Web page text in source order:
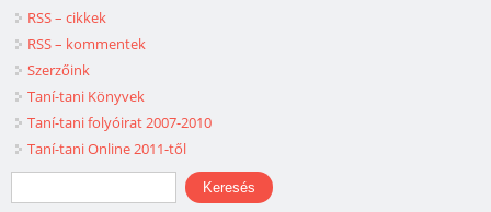
RSS – cikkek
RSS – kommentek
Szerzőink
Taní-tani Könyvek
Taní-tani folyóirat 2007-2010
Taní-tani Online 2011-től
Keresés űrlap
Keresés